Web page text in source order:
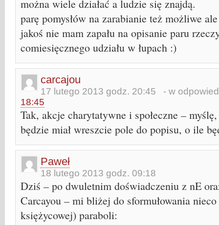
można wiele działać a ludzie się znajdą.
parę pomysłów na zarabianie też możliwe
jakoś nie mam zapału na opisanie paru
comiesięcznego udziału w łupach :)
carcajou
17 lutego 2013 godz. 20:45 - w
18:45
Tak, akcje charytatywne i społeczne –
będzie miał wreszcie pole do popisu, o ile
Paweł
18 lutego 2013 godz. 09:18
Dziś – po dwuletnim doświadczeniu z nE
Carcayou – mi bliżej do sformułowania
księżycowej) paraboli: